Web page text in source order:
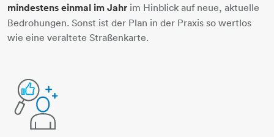
mindestens einmal im Jahr im Hinblick auf neue, aktuelle
Bedrohungen. Sonst ist der Plan in der Praxis so wertlos
wie eine veraltete Straßenkarte.